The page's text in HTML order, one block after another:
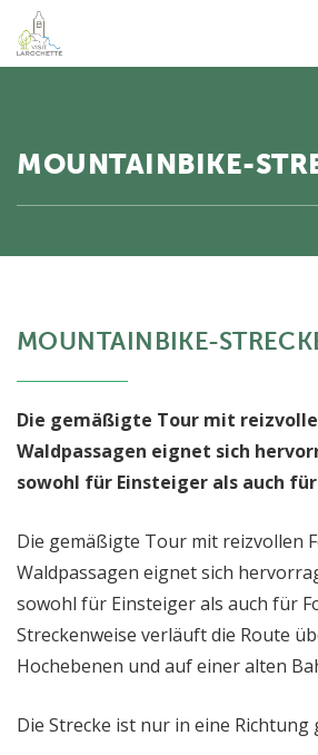
MOUNTAINBIKE-
MOUNTAINBIKE-
Die gemäßigte Tour mit
Waldpassagen eignet sich
sowohl für Einsteiger als auch
Die gemäßigte Tour mit reizvollen
Waldpassagen eignet sich
sowohl für Einsteiger als auch für
Streckenweise verläuft die Route
Hochebenen und auf einer alten
Die Strecke ist nur in eine Richtung